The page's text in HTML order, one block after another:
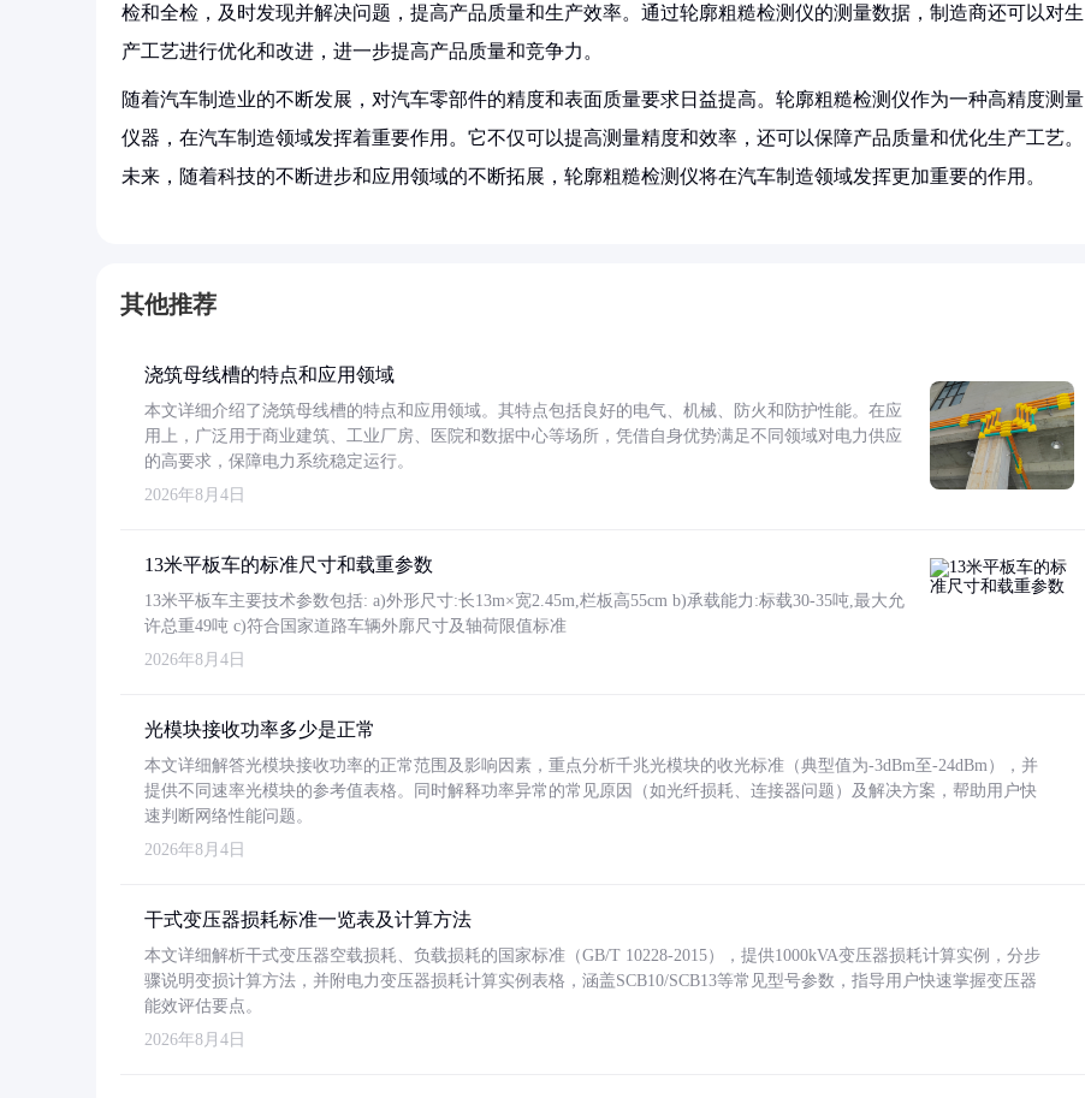
检和全检，及时发现并解决问题，提高产品质量和生产效率。通过轮廓粗糙检测仪的测量数据，制造商还可以对生
产工艺进行优化和改进，进一步提高产品质量和竞争力。
随着汽车制造业的不断发展，对汽车零部件的精度和表面质量要求日益提高。轮廓粗糙检测仪作为一种高精度测量
仪器，在汽车制造领域发挥着重要作用。它不仅可以提高测量精度和效率，还可以保障产品质量和优化生产工艺。
未来，随着科技的不断进步和应用领域的不断拓展，轮廓粗糙检测仪将在汽车制造领域发挥更加重要的作用。
其他推荐
浇筑母线槽的特点和应用领域
本文详细介绍了浇筑母线槽的特点和应用领域。其特点包括良好的电气、机械、防火和防护性能。在应
用上，广泛用于商业建筑、工业厂房、医院和数据中心等场所，凭借自身优势满足不同领域对电力供应
的高要求，保障电力系统稳定运行。
2026年8月4日
13米平板车的标准尺寸和载重参数
13米平板车主要技术参数包括: a)外形尺寸:长13m×宽2.45m,栏板高55cm b)承载能力:标载30-35吨,最大允
许总重49吨 c)符合国家道路车辆外廓尺寸及轴荷限值标准
2026年8月4日
光模块接收功率多少是正常
本文详细解答光模块接收功率的正常范围及影响因素，重点分析千兆光模块的收光标准（典型值为-3dBm至-24dBm），并
提供不同速率光模块的参考值表格。同时解释功率异常的常见原因（如光纤损耗、连接器问题）及解决方案，帮助用户快
速判断网络性能问题。
2026年8月4日
干式变压器损耗标准一览表及计算方法
本文详细解析干式变压器空载损耗、负载损耗的国家标准（GB/T 10228-2015），提供1000kVA变压器损耗计算实例，分步
骤说明变损计算方法，并附电力变压器损耗计算实例表格，涵盖SCB10/SCB13等常见型号参数，指导用户快速掌握变压器
能效评估要点。
2026年8月4日